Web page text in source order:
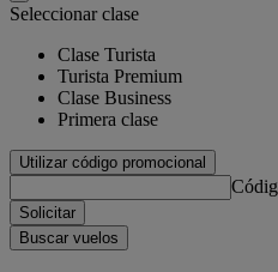
Seleccionar clase
Clase Turista
Turista Premium
Clase Business
Primera clase
Utilizar código promocional
Solicitar
Buscar vuelos